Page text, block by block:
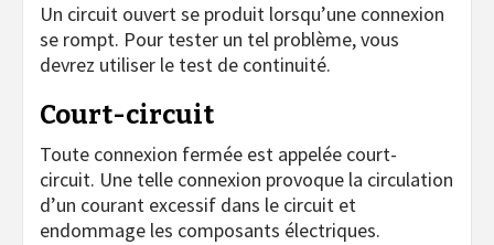
Un circuit ouvert se produit lorsqu’une connexion
se rompt. Pour tester un tel problème, vous
devrez utiliser le test de continuité.
Court-circuit
Toute connexion fermée est appelée court-
circuit. Une telle connexion provoque la circulation
d’un courant excessif dans le circuit et
endommage les composants électriques.